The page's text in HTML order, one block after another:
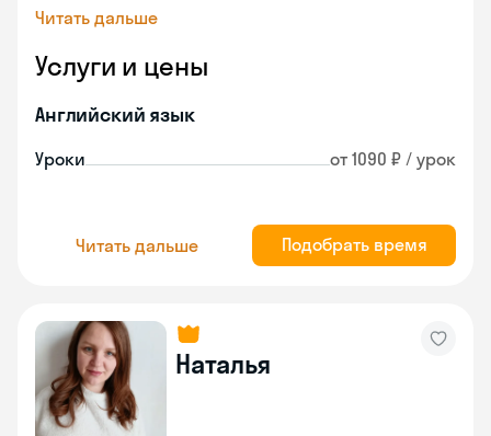
Читать дальше
Услуги и цены
Английский язык
Уроки от 1090 ₽ / урок
Читать дальше Подобрать время
Наталья